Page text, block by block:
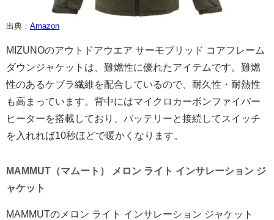
出典： Amazon
MIZUNOのアウトドアウエア サーモブリッド コアフレーム
ダウンジャケットは、難燃性に優れたアイテムです。難燃
性のあるケブラ繊維を配合しているので、耐久性・耐熱性
も高まっています。背中にはマイクロカーボンファイバー
ヒーターを搭載しており、バッテリーと接続してスイッチ
を入れれば10秒ほどで暖かくなります。
MAMMUT（マムート） メロン ライト インサレーション ジ
ャケット
MAMMUTのメロン ライト インサレーション ジャケット